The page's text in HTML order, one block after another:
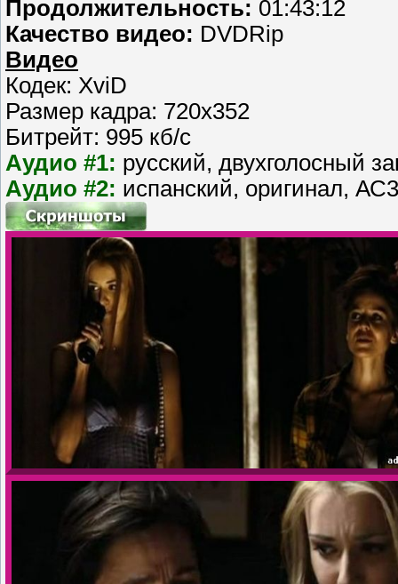
Продолжительность: 01:43:12
Качество видео: DVDRip
Видео
Кодек: XviD
Размер кадра: 720x352
Битрейт: 995 кб/с
Аудио #1: русский, двухголосный
Аудио #2: испанский, оригинал,